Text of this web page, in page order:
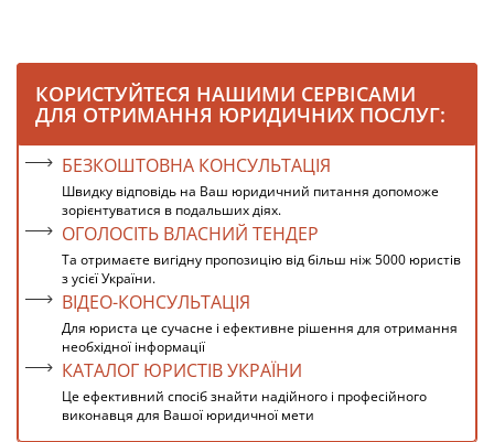
КОРИСТУЙТЕСЯ НАШИМИ СЕРВІСАМИ
ДЛЯ ОТРИМАННЯ ЮРИДИЧНИХ ПОСЛУГ:
БЕЗКОШТОВНА КОНСУЛЬТАЦІЯ
Швидку відповідь на Ваш юридичний питання допоможе
зорієнтуватися в подальших діях.
ОГОЛОСІТЬ ВЛАСНИЙ ТЕНДЕР
Та отримаєте вигідну пропозицію від більш ніж 5000 юристів
з усієї України.
ВІДЕО-КОНСУЛЬТАЦІЯ
Для юриста це сучасне і ефективне рішення для отримання
необхідної інформації
КАТАЛОГ ЮРИСТІВ УКРАЇНИ
Це ефективний спосіб знайти надійного і професійного
виконавця для Вашої юридичної мети